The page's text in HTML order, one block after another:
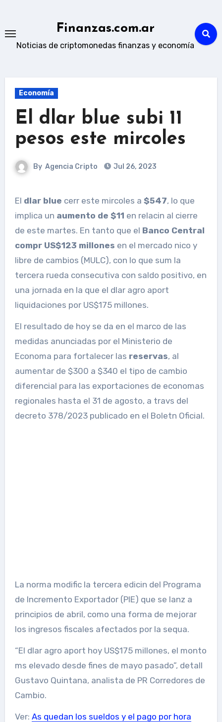
content
Finanzas.com.ar
Noticias de criptomonedas finanzas y economía
Economía
El dlar blue subi 11
pesos este mircoles
By Agencia Cripto Jul 26, 2023
El dlar blue cerr este mircoles a $547, lo que
implica un aumento de $11 en relacin al cierre
de este martes. En tanto que el Banco Central
compr US$123 millones en el mercado nico y
libre de cambios (MULC), con lo que sum la
tercera rueda consecutiva con saldo positivo, en
una jornada en la que el dlar agro aport
liquidaciones por US$175 millones.
El resultado de hoy se da en el marco de las
medidas anunciadas por el Ministerio de
Economa para fortalecer las reservas, al
aumentar de $300 a $340 el tipo de cambio
diferencial para las exportaciones de economas
regionales hasta el 31 de agosto, a travs del
decreto 378/2023 publicado en el Boletn Oficial.
La norma modific la tercera edicin del Programa
de Incremento Exportador (PIE) que se lanz a
principios de abril, como una forma de mejorar
los ingresos fiscales afectados por la sequa.
“El dlar agro aport hoy US$175 millones, el monto
ms elevado desde fines de mayo pasado”, detall
Gustavo Quintana, analista de PR Corredores de
Cambio.
Ver: As quedan los sueldos y el pago por hora